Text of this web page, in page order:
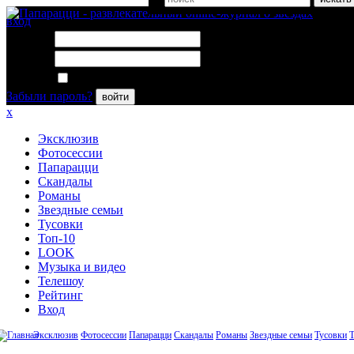
вход
Забыли пароль?
войти
x
Эксклюзив
Фотосессии
Папарацци
Скандалы
Романы
Звездные семьи
Тусовки
Топ-10
LOOK
Музыка и видео
Телешоу
Рейтинг
Вход
Эксклюзив Фотосессии Папарацци Скандалы Романы Звездные семьи Тусовки